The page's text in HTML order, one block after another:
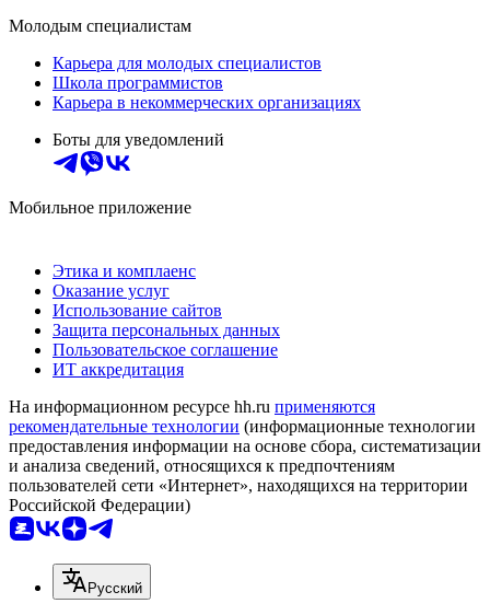
Молодым специалистам
Карьера для молодых специалистов
Школа программистов
Карьера в некоммерческих организациях
Боты для уведомлений
Мобильное приложение
Этика и комплаенс
Оказание услуг
Использование сайтов
Защита персональных данных
Пользовательское соглашение
ИТ аккредитация
На информационном ресурсе hh.ru применяются
рекомендательные технологии (информационные технологии
предоставления информации на основе сбора, систематизации
и анализа сведений, относящихся к предпочтениям
пользователей сети «Интернет», находящихся на территории
Российской Федерации)
Русский